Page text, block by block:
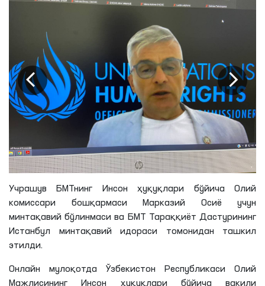
Учрашув БМТнинг Инсон ҳуқуқлари бўйича Олий
комиссари бошқармаси Марказий Осиё учун
минтақавий бўлинмаси ва БМТ Тараққиёт Дастурининг
Истанбул минтақавий идораси томонидан ташкил
этилди.
Онлайн мулоқотда Ўзбекистон Республикаси Олий
Мажлисининг Инсон ҳуқуқлари бўйича вакили